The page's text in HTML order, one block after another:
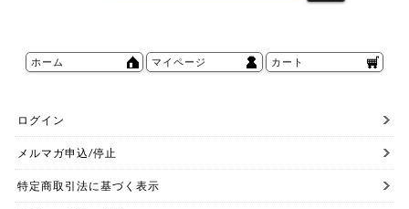
ホーム マイページ カート
ログイン
メルマガ申込/停止
特定商取引法に基づく表示